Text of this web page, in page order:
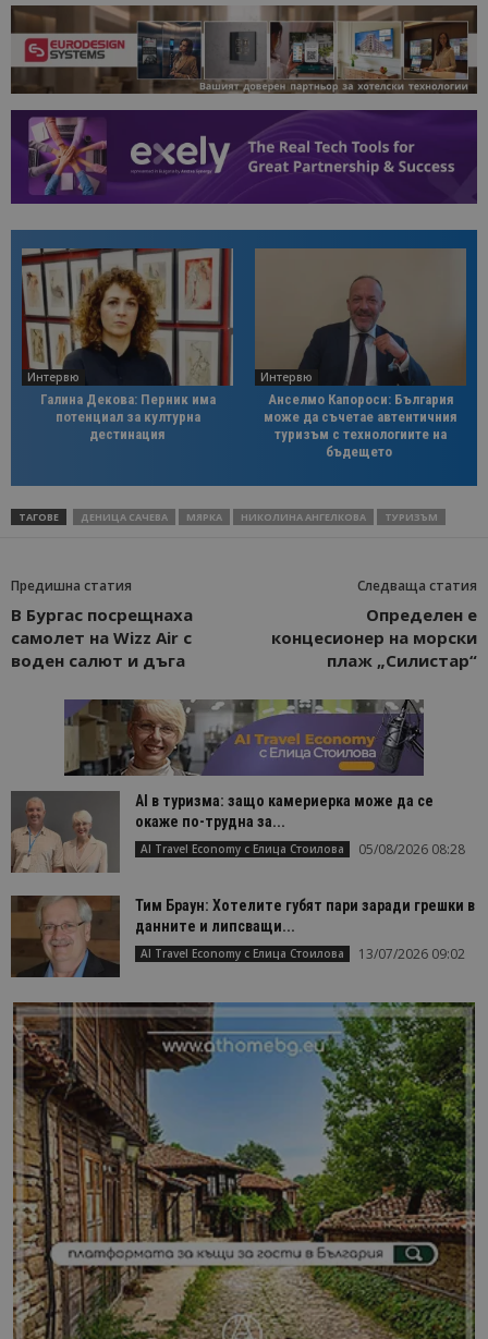
Интервю
Галина Декова: Перник има
потенциал за културна
дестинация
Интервю
Анселмо Капороси: България
може да съчетае автентичния
туризъм с технологиите на
бъдещето
ТАГОВЕ ДЕНИЦА САЧЕВА МЯРКА НИКОЛИНА АНГЕЛКОВА ТУРИЗЪМ
Предишна статия
В Бургас посрещнаха
самолет на Wizz Air с
воден салют и дъга
Следваща статия
Определен е
концесионер на морски
плаж „Силистар“
AI в туризма: защо камериерка може да се
окаже по-трудна за...
AI Travel Economy с Елица Стоилова 05/08/2026 08:28
Тим Браун: Хотелите губят пари заради грешки в
данните и липсващи...
AI Travel Economy с Елица Стоилова 13/07/2026 09:02